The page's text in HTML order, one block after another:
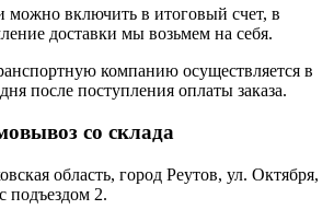
можно включить в итоговый счет, в
доставки мы возьмем на себя.
компанию осуществляется в
после поступления оплаты заказа.
со склада
область, город Реутов, ул. Октября,
подъездом 2.